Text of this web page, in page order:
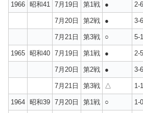
1966 昭和41 7月19日 第1戦 ● 2-6
7月20日 第2戦 ● 3-6
7月21日 第3戦 ○ 5-1
1965 昭和40 7月19日 第1戦 ● 2-5
7月20日 第2戦 ● 3-6
7月21日 第3戦 △ 1-1
1964 昭和39 7月20日 第1戦 ○ 1-0